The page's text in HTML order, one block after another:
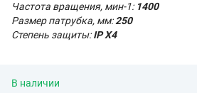
Частота вращения, мин-1: 1400
Размер патрубка, мм:250
Степень защиты:IP X4
В наличии